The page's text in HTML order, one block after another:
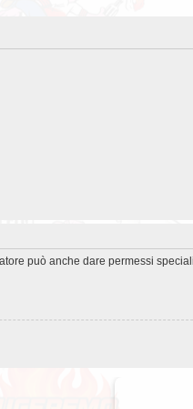
può anche dare permessi